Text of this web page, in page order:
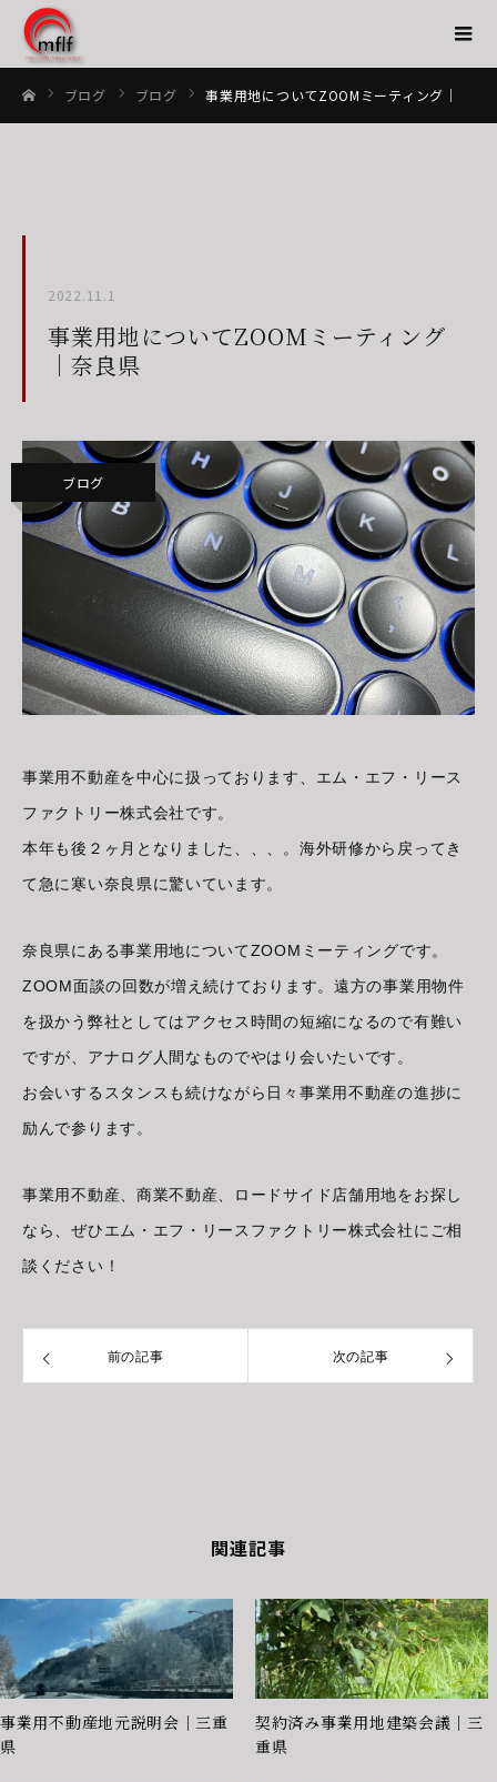
ブログ ブログ 事業用地についてZOOMミーティング｜奈良県
2022.11.1
事業用地についてZOOMミーティング
｜奈良県
ブログ
事業用不動産を中心に扱っております、エム・エフ・リース
ファクトリー株式会社です。
本年も後２ヶ月となりました、、、。海外研修から戻ってき
て急に寒い奈良県に驚いています。
奈良県にある事業用地についてZOOMミーティングです。
ZOOM面談の回数が増え続けております。遠方の事業用物件
を扱かう弊社としてはアクセス時間の短縮になるので有難い
ですが、アナログ人間なものでやはり会いたいです。
お会いするスタンスも続けながら日々事業用不動産の進捗に
励んで参ります。
事業用不動産、商業不動産、ロードサイド店舗用地をお探し
なら、ぜひエム・エフ・リースファクトリー株式会社にご相
談ください！
前の記事 次の記事
関連記事
事業用不動産地元説明会｜三重
県
契約済み事業用地建築会議｜三
重県